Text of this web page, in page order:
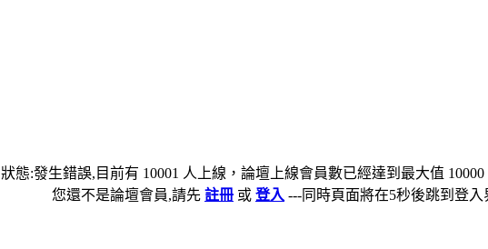
狀態:發生錯誤,目前有 10001 人上線，論壇上線會員數已經達到最大值
您還不是論壇會員,請先 註冊 或 登入 ---同時頁面將在5秒後跳到登入